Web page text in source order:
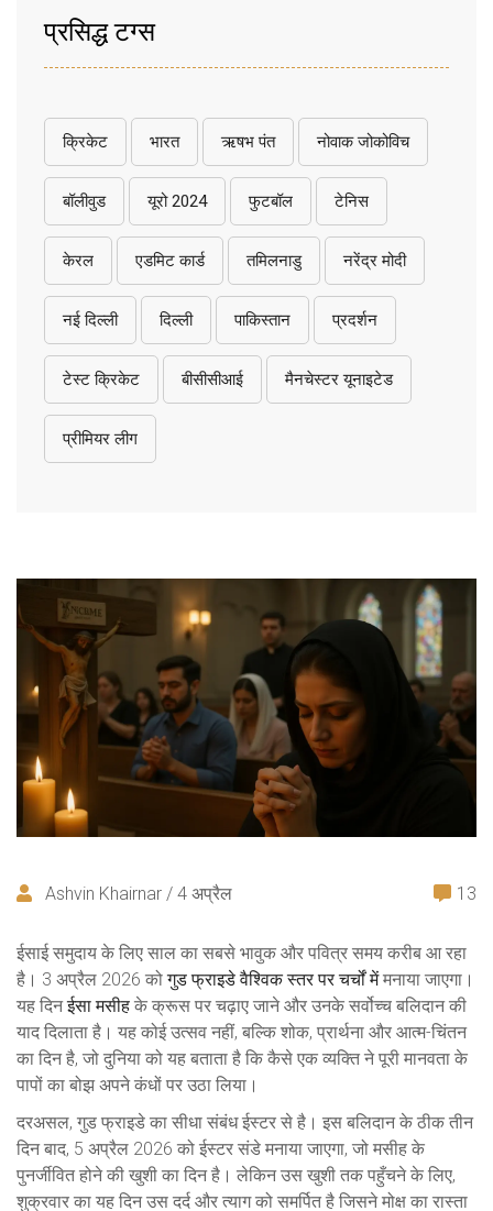
प्रसिद्ध टग्स
क्रिकेट भारत ऋषभ पंत नोवाक जोकोविच
बॉलीवुड यूरो 2024 फुटबॉल टेनिस
केरल एडमिट कार्ड तमिलनाडु नरेंद्र मोदी
नई दिल्ली दिल्ली पाकिस्तान प्रदर्शन
टेस्ट क्रिकेट बीसीसीआई मैनचेस्टर यूनाइटेड
प्रीमियर लीग
Ashvin Khairnar / 4 अप्रैल 13
ईसाई समुदाय के लिए साल का सबसे भावुक और पवित्र समय करीब आ रहा
है। 3 अप्रैल 2026 कोगुड फ्राइडे वैश्विक स्तर पर चर्चों में मनाया जाएगा।
यह दिनईसा मसीह के क्रूस पर चढ़ाए जाने और उनके सर्वोच्च बलिदान की
याद दिलाता है। यह कोई उत्सव नहीं, बल्कि शोक, प्रार्थना और आत्म-चिंतन
का दिन है, जो दुनिया को यह बताता है कि कैसे एक व्यक्ति ने पूरी मानवता के
पापों का बोझ अपने कंधों पर उठा लिया।
दरअसल, गुड फ्राइडे का सीधा संबंध ईस्टर से है। इस बलिदान के ठीक तीन
दिन बाद, 5 अप्रैल 2026 को ईस्टर संडे मनाया जाएगा, जो मसीह के
पुनर्जीवित होने की खुशी का दिन है। लेकिन उस खुशी तक पहुँचने के लिए,
शुक्रवार का यह दिन उस दर्द और त्याग को समर्पित है जिसने मोक्ष का रास्ता